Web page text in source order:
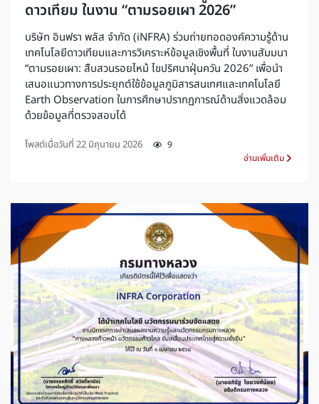
ดาวเทียม ในงาน “ตามรอยเผา 2026”
บริษัท อินฟรา พลัส จำกัด (iNFRA) ร่วมถ่ายทอดองค์ความรู้ด้าน
เทคโนโลยีดาวเทียมและการวิเคราะห์ข้อมูลเชิงพื้นที่ ในงานสัมมนา
“ตามรอยเผา: สืบสวนรอยไหม้ ไขปริศนาฝุ่นควัน 2026” เพื่อนำ
เสนอแนวทางการประยุกต์ใช้ข้อมูลภูมิสารสนเทศและเทคโนโลยี
Earth Observation ในการศึกษาปรากฏการณ์ด้านสิ่งแวดล้อม
ด้วยข้อมูลที่ตรวจสอบได้
โพสต์เมื่อวันที่ 22 มิถุนายน 2026
9
อ่านเพิ่มเติม